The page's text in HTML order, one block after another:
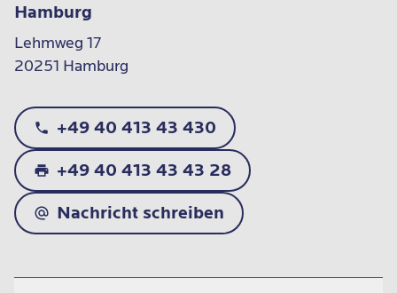
Hamburg
Lehmweg 17
20251 Hamburg
+49 40 413 43 430
+49 40 413 43 43 28
Nachricht schreiben